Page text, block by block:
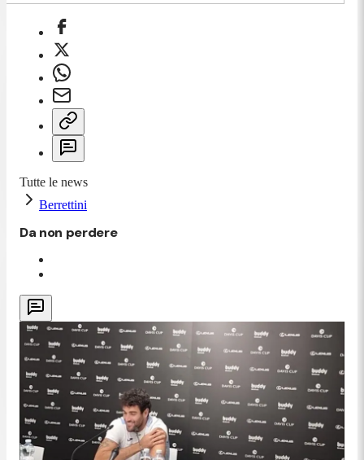
Tutte le news
Berrettini
Da non perdere